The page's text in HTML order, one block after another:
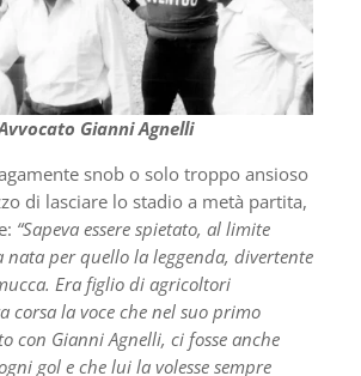
Gianni Agnelli
snob o solo troppo ansioso
di lasciare lo stadio a metà partita,
“Sapeva essere spietato, al limite
nata per quello la leggenda, divertente
Era figlio di agricoltori
corsa la voce che nel suo primo
con Gianni Agnelli, ci fosse anche
gol e che lui la volesse sempre